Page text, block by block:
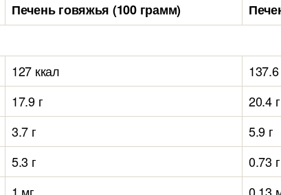
Печень говяжья (100 грамм)
127 ккал
17.9 г
20.4 г
3.7 г
5.9 г
5.3 г
0.73 г